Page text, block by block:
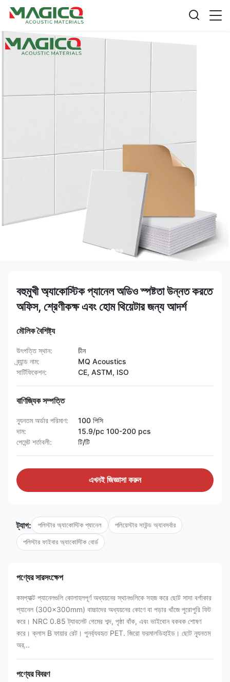
বহুমুখী অ্যাকোস্টিক প্যানেল অডিও স্পষ্টতা উন্নত করতে
অফিস, শ্রেণীকক্ষ এবং হোম থিয়েটার জন্য আদর্শ
মৌলিক বৈশিষ্ট্য
উৎপত্তি স্থান:
চীন
ব্র্যান্ড নাম:
MQ Acoustics
সার্টিফিকেশন:
CE, ASTM, ISO
বাণিজ্যিক সম্পত্তি
ন্যূনতম অর্ডার পরিমাণ:
100 পিসি
দাম:
15.9/pc 100-200 pcs
পেমেন্ট শর্তাবলী:
টি/টি
এখনই জিজ্ঞাসা করুন
ট্যাগ: পলিস্টার অ্যাকোস্টিক প্যানেল পলিয়েস্টার সাউন্ড অ্যাবসর্বার
পলিস্টার ফাইবার অ্যাকোস্টিক বোর্ড
পণ্যের সারসংক্ষেপ
কমপ্যাক্ট প্যানেলগুলি কোলাহলপূর্ণ অধ্যয়নের স্থানগুলিকে সহজ করে ছোট সাদা বর্গাকার
প্যানেল (300×300mm) বাচ্চাদের অধ্যয়নের কোণে বা পড়ার খাঁজে পুরোপুরি ফিট
করে। NRC 0.85 ট্যাবলেট গেমের শব্দ, পৃষ্ঠা বাঁক, এবং ভাইবোন বকবক শোষণ
করে। ক্লাস B ফায়ার রেট। পুনর্ব্যবহৃত PET. জিরো ফরমালডিহাইড। ছোট ন্যূনতম
অর্...
পণ্যের বিবরণ